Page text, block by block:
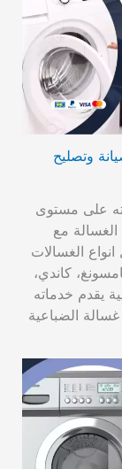
غسالات الضباعية 60615556 صيانة وتصليح
على مستوى
مع
الغسالات
كاندي،
يقدم خدماته
الضباعية